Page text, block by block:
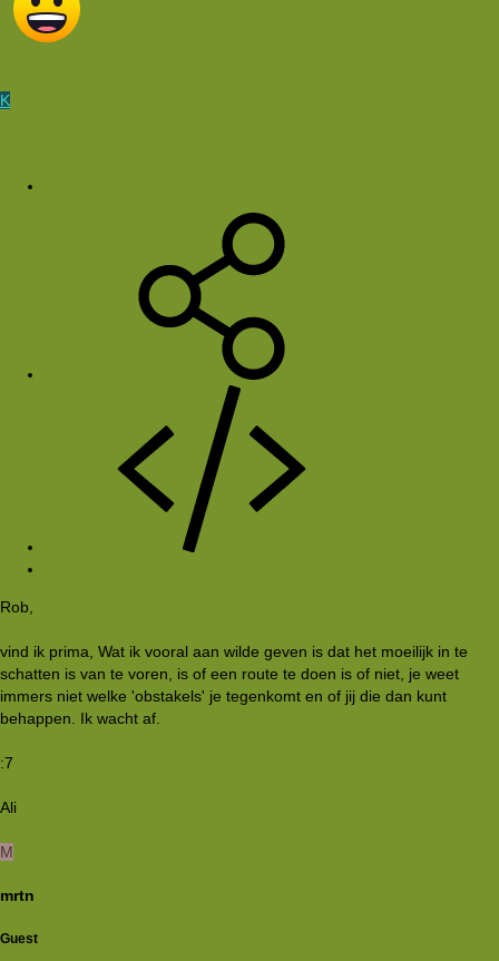
K
Rob,
vind ik prima, Wat ik vooral aan wilde geven is dat het moeilijk in te
schatten is van te voren, is of een route te doen is of niet, je weet
immers niet welke 'obstakels' je tegenkomt en of jij die dan kunt
behappen. Ik wacht af.
:7
Ali
M
mrtn
Guest